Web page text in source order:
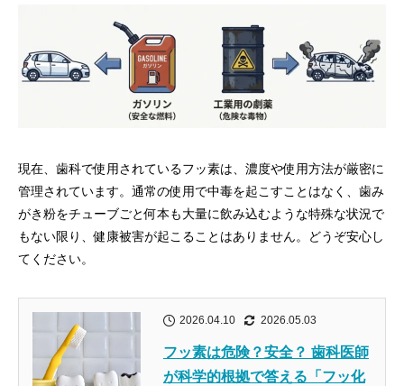
現在、歯科で使用されているフッ素は、濃度や使用方法が厳密に
管理されています。通常の使用で中毒を起こすことはなく、歯み
がき粉をチューブごと何本も大量に飲み込むような特殊な状況で
もない限り、健康被害が起こることはありません。どうぞ安心し
てください。
2026.04.10 2026.05.03
フッ素は危険？安全？ 歯科医師
が科学的根拠で答える「フッ化